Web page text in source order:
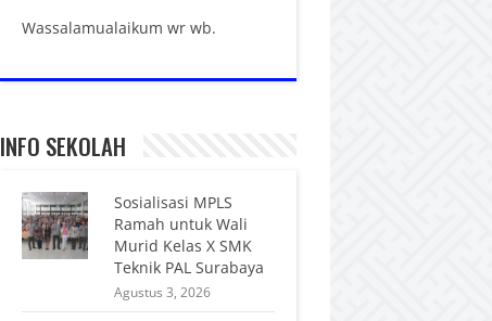
Wassalamualaikum wr wb.
INFO SEKOLAH
Sosialisasi MPLS
Ramah untuk Wali
Murid Kelas X SMK
Teknik PAL Surabaya
Agustus 3, 2026